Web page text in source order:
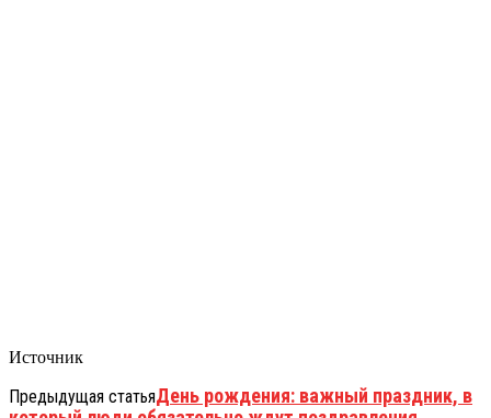
Источник
Предыдущая статьяДень рождения: важный праздник, в